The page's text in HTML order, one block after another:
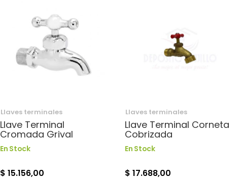
Llaves terminales
Llave Terminal
Cromada Grival
En Stock
$ 15.156,00
Llaves terminales
Llave Terminal Corneta
Cobrizada
En Stock
$ 17.688,00